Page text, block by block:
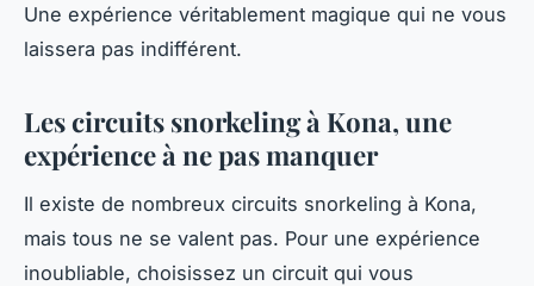
Une expérience véritablement magique qui ne vous
laissera pas indifférent.
Les circuits snorkeling à Kona, une
expérience à ne pas manquer
Il existe de nombreux circuits snorkeling à Kona,
mais tous ne se valent pas. Pour une expérience
inoubliable, choisissez un circuit qui vous